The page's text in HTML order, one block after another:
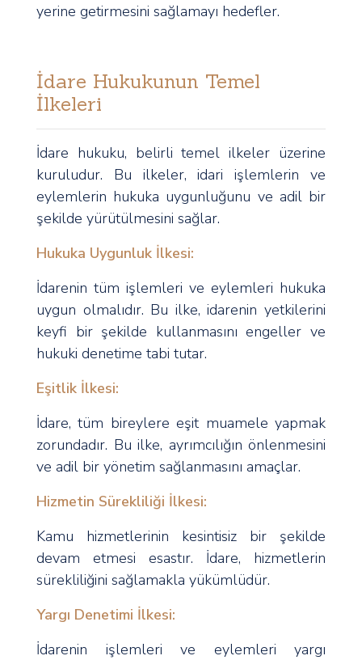
yerine getirmesini sağlamayı hedefler.
İdare Hukukunun Temel
İlkeleri
İdare hukuku, belirli temel ilkeler üzerine
kuruludur. Bu ilkeler, idari işlemlerin ve
eylemlerin hukuka uygunluğunu ve adil bir
şekilde yürütülmesini sağlar.
Hukuka Uygunluk İlkesi:
İdarenin tüm işlemleri ve eylemleri hukuka
uygun olmalıdır. Bu ilke, idarenin yetkilerini
keyfi bir şekilde kullanmasını engeller ve
hukuki denetime tabi tutar.
Eşitlik İlkesi:
İdare, tüm bireylere eşit muamele yapmak
zorundadır. Bu ilke, ayrımcılığın önlenmesini
ve adil bir yönetim sağlanmasını amaçlar.
Hizmetin Sürekliliği İlkesi:
Kamu hizmetlerinin kesintisiz bir şekilde
devam etmesi esastır. İdare, hizmetlerin
sürekliliğini sağlamakla yükümlüdür.
Yargı Denetimi İlkesi:
İdarenin işlemleri ve eylemleri yargı